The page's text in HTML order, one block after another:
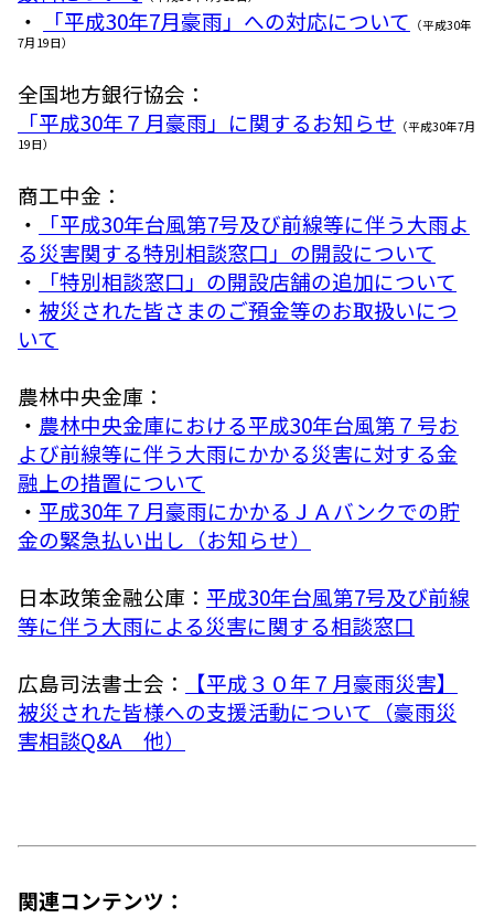
・ 「平成30年7月豪雨」への対応について （平成30年
7月19日）
全国地方銀行協会：
「平成30年７月豪雨」に関するお知らせ （平成30年7月
19日）
商工中金：
・
「平成30年台風第7号及び前線等に伴う大雨よ
る災害関する特別相談窓口」の開設について
・
「特別相談窓口」の開設店舗の追加について
・ 被災された皆さまのご預金等のお取扱いにつ
いて
農林中央金庫：
・ 農林中央金庫における平成30年台風第７号お
よび前線等に伴う大雨にかかる災害に対する金
融上の措置について
・ 平成30年７月豪雨にかかるＪＡバンクでの貯
金の緊急払い出し（お知らせ）
日本政策金融公庫： 平成30年台風第7号及び前線
等に伴う大雨による災害に関する相談窓口
広島司法書士会：
【平成３０年７月豪雨災害】
被災された皆様への支援活動について（豪雨災
害相談Q&A 他）
関連コンテンツ：